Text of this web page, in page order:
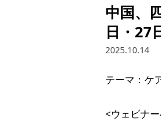
中国、
日・27
2025.10.14
テーマ：ケ
<ウェビナ